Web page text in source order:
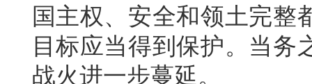
国主权、安全和领土完整
目标应当得到保护。当务
战火进一步蔓延。